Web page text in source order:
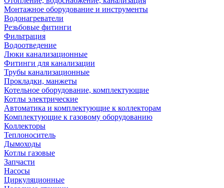
Монтажное оборудование и инструменты
Водонагреватели
Резьбовые фитинги
Фильтрация
Водоотведение
Люки канализационные
Фитинги для канализации
Трубы канализационные
Прокладки, манжеты
Котельное оборудование, комплектующие
Котлы электрические
Автоматика и комплектующие к коллекторам
Комплектующие к газовому оборудованию
Коллекторы
Теплоноситель
Дымоходы
Котлы газовые
Запчасти
Насосы
Циркуляционные